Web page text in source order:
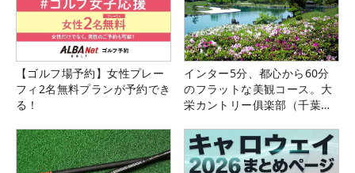
【ゴルフ場予約】女性プレー
フィ2名無料プランが予約でき
る！
インター5分、都心から60分
のフラットな美観コース。大
栄カントリー俱楽部（千葉